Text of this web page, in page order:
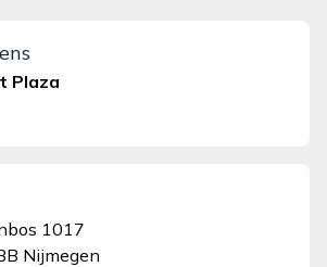
Plaza
1017
Nijmegen